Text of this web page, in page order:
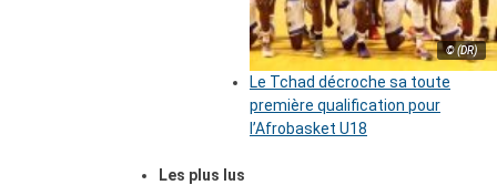
© (DR)
Le Tchad décroche sa toute
première qualification pour
l’Afrobasket U18
Les plus lus